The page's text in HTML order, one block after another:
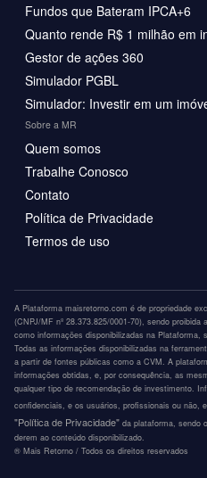
Fundos que Bateram IPCA+6
Quanto rende R$ 1 milhão em
Gestor de ações 360
Simulador PGBL
Simulador: Investir em um
Sobre a MR
Quem somos
Trabalhe Conosco
Contato
Política de Privacidade
Termos de uso
A Plataforma maisretorno.com é de propriedade
(CNPJ/MF nº 28.373.825/0001-70), sendo
como informações disponibilizadas na Plataforma,
Todas as informações disponibilizadas na
a partir de fontes públicas como a CVM. A
informações obtidas, e, por consequência, as
qualquer tipo de recomendação de investimento.
confidenciais, e os usuários, profissionais ou não,
"Política de Privacidade" da plataforma, sendo
derem ao conteúdo disponibilizado.
®️ Mais Retorno / Todos os direitos reservados